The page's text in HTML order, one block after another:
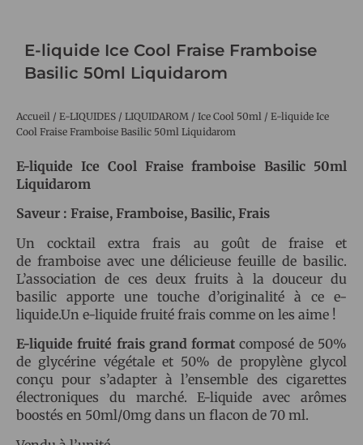
E-liquide Ice Cool Fraise Framboise
Basilic 50ml Liquidarom
Accueil / E-LIQUIDES / LIQUIDAROM / Ice Cool 50ml / E-liquide Ice
Cool Fraise Framboise Basilic 50ml Liquidarom
E-liquide Ice Cool Fraise framboise Basilic 50ml
Liquidarom
Saveur : Fraise, Framboise, Basilic, Frais
Un cocktail extra frais au goût de fraise et
de framboise avec une délicieuse feuille de basilic.
L’association de ces deux fruits à la douceur du
basilic apporte une touche d’originalité à ce e-
liquide.Un e-liquide fruité frais comme on les aime !
E-liquide fruité frais grand format composé de 50%
de glycérine végétale et 50% de propylène glycol
conçu pour s’adapter à l’ensemble des cigarettes
électroniques du marché. E-liquide avec arômes
boostés en 50ml/0mg dans un flacon de 70 ml.